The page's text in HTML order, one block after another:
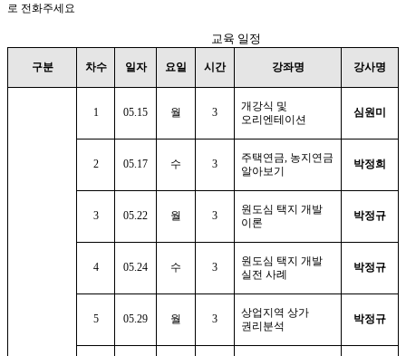
로 전화주세요
교육 일정
구분 차수 일자 요일 시간 강좌명 강사명
1 05.15 월 3
개강식 및
오리엔테이션
심원미
2 05.17 수 3 주택연금 농지연금
알아보기
박정희
3 05.22 월 3
원도심 택지 개발
이론
박정규
4 05.24 수 3
원도심 택지 개발
실전 사례
박정규
5 05.29 월 3
상업지역 상가
권리분석
박정규